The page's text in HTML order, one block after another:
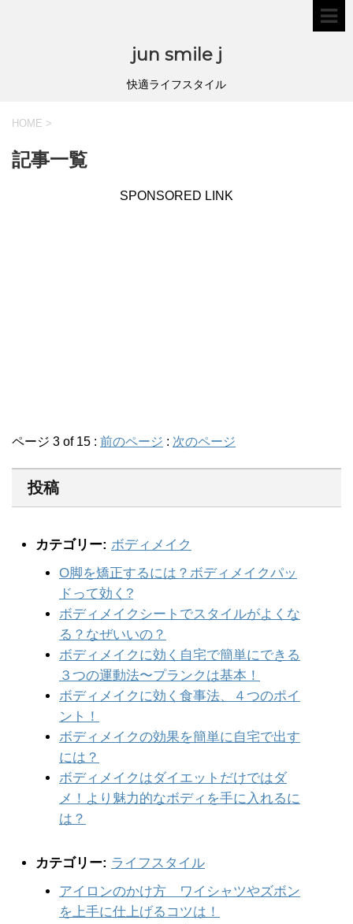
jun smile j
快適ライフスタイル
HOME >
記事一覧
SPONSORED LINK
ページ 3 of 15 : 前のページ : 次のページ
投稿
カテゴリー: ボディメイク
O脚を矯正するには？ボディメイクパッ
ドって効く?
ボディメイクシートでスタイルがよくな
る？なぜいいの？
ボディメイクに効く自宅で簡単にできる
３つの運動法〜プランクは基本！
ボディメイクに効く食事法、４つのポイ
ント！
ボディメイクの効果を簡単に自宅で出す
には？
ボディメイクはダイエットだけではダ
メ！より魅力的なボディを手に入れるに
は？
カテゴリー: ライフスタイル
アイロンのかけ方 ワイシャツやズボン
を上手に仕上げるコツは！